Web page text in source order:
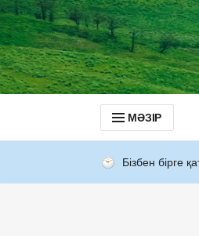
МӘЗІР
Бізбен бірге